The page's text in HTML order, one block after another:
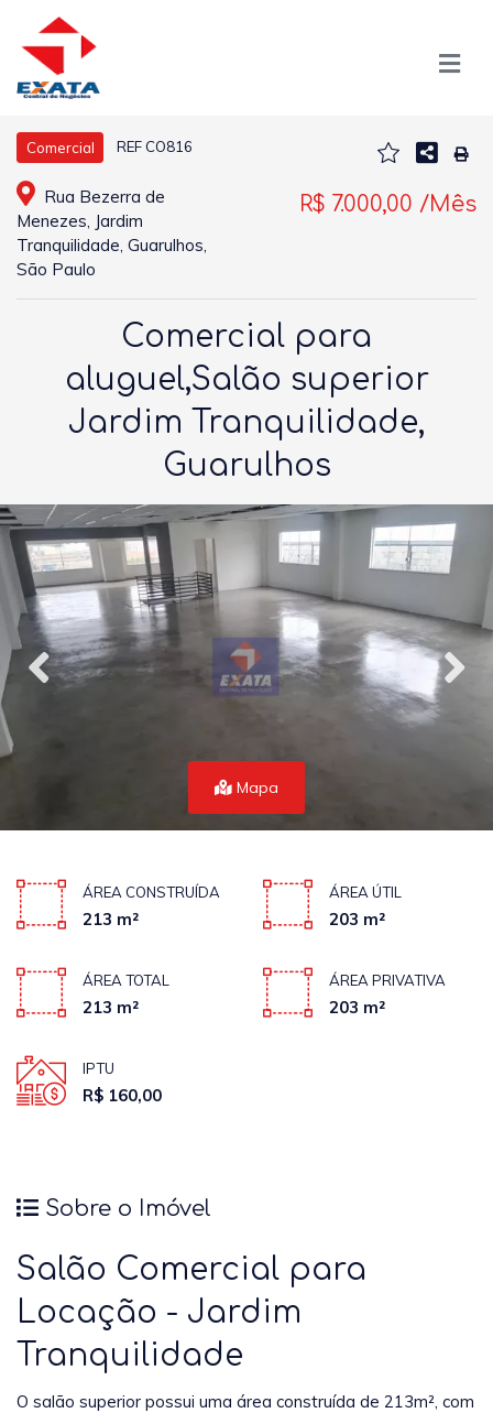
Comercial REF CO816
Rua Bezerra de
Menezes, Jardim
Tranquilidade, Guarulhos,
São Paulo
R$ 7.000,00 /Mês
Comercial para
aluguel,Salão superior
Jardim Tranquilidade,
Guarulhos
Mapa
ÁREA CONSTRUÍDA
213 m²
ÁREA ÚTIL
203 m²
ÁREA TOTAL
213 m²
ÁREA PRIVATIVA
203 m²
IPTU
R$ 160,00
Sobre o Imóvel
Salão Comercial para
Locação - Jardim
Tranquilidade
O salão superior possui uma área construída de 213m², com